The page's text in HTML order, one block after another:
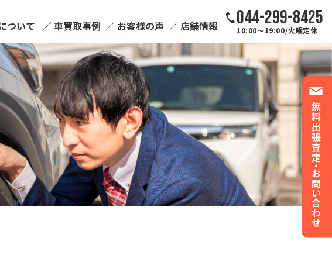
ついて 車買取事例 お客様の声 店舗情報 044-299-8425
10:00～19:00/火曜定休